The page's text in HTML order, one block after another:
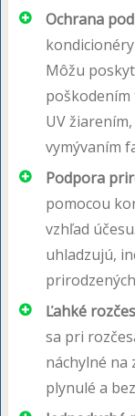
Ochrana
Môžu
UV
vymývaním
Podpora
pomocou
vzhľad
uhladzujú,
Ľahké
sa pri
náchylné na
plynulé a